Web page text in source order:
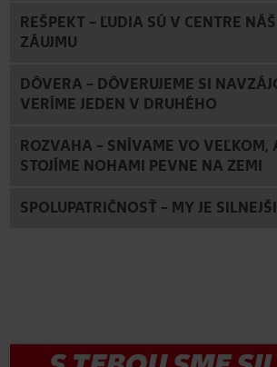
REŠPEKT – ĽUDIA SÚ V CENTRE
ZÁUJMU
DÔVERA – DÔVERUJEME SI
VERÍME JEDEN V DRUHÉHO
ROZVAHA – SNÍVAME VO VEĽKOM,
STOJÍME NOHAMI PEVNE NA ZEMI
SPOLUPATRIČNOSŤ – MY JE